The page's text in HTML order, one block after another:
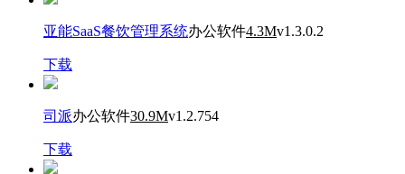
亚能SaaS餐饮管理系统办公软件4.3Mv1.3.0.2
下载
司派办公软件30.9Mv1.2.754
下载